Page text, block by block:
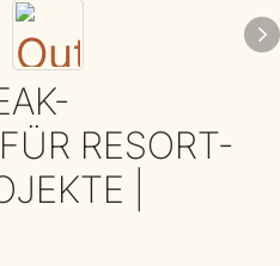
RESORT-
|